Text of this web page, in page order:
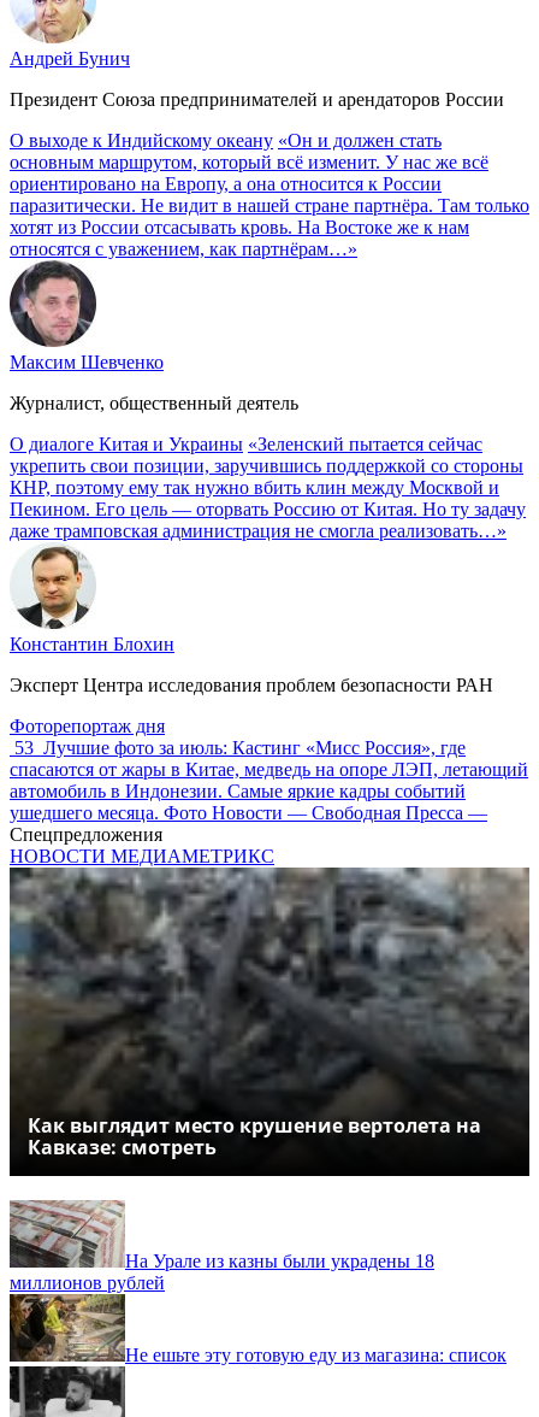
Андрей Бунич
Президент Союза предпринимателей и арендаторов России
О выходе к Индийскому океану «Он и должен стать
основным маршрутом, который всё изменит. У нас же всё
ориентировано на Европу, а она относится к России
паразитически. Не видит в нашей стране партнёра. Там только
хотят из России отсасывать кровь. На Востоке же к нам
относятся с уважением, как партнёрам…»
Максим Шевченко
Журналист, общественный деятель
О диалоге Китая и Украины «Зеленский пытается сейчас
укрепить свои позиции, заручившись поддержкой со стороны
КНР, поэтому ему так нужно вбить клин между Москвой и
Пекином. Его цель — оторвать Россию от Китая. Но ту задачу
даже трамповская администрация не смогла реализовать…»
Константин Блохин
Эксперт Центра исследования проблем безопасности РАН
Фоторепортаж дня
53 Лучшие фото за июль: Кастинг «Мисс Россия», где
спасаются от жары в Китае, медведь на опоре ЛЭП, летающий
автомобиль в Индонезии. Самые яркие кадры событий
ушедшего месяца. Фото Новости — Свободная Пресса —
Спецпредложения
НОВОСТИ МЕДИАМЕТРИКС
Как выглядит место крушение вертолета на
Кавказе: смотреть
На Урале из казны были украдены 18
миллионов рублей
Не ешьте эту готовую еду из магазина: список